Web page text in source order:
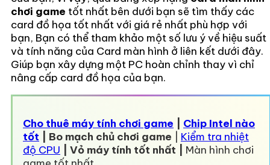
chơi game tốt nhất bên dưới bạn sẽ tìm thấy các
card đồ họa tốt nhất với giá rẻ nhất phù hợp với
bạn, Bạn có thể tham khảo một số lưu ý về hiệu suất
và tính năng của Card màn hình ở liên kết dưới đây.
Giúp bạn xây dựng một PC hoàn chỉnh thay vì chỉ
nâng cấp card đồ họa của bạn.
Cho thuê máy tính chơi game
Chip Intel nào
tốt
Bo mạch chủ chơi game
Kiểm tra nhiệt
độ CPU
Vỏ máy tính tốt nhất
Màn hình chơi